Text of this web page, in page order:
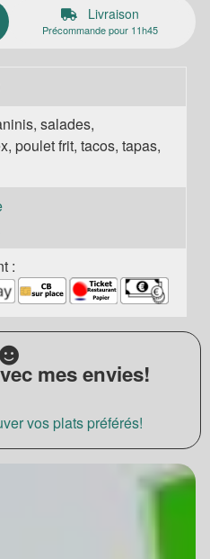
Livraison
Précommande pour 11h45
salades,
poulet frit, tacos, tapas,
:
mes envies!
vos plats préférés!